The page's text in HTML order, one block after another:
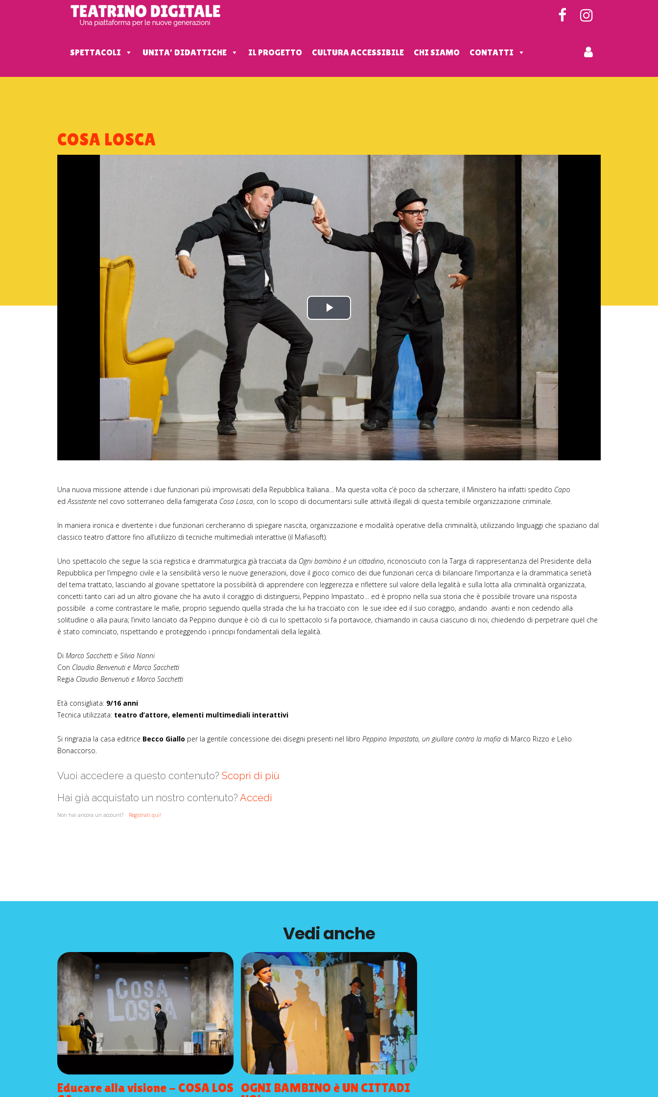
SPETTACOLI UNITA' DIDATTICHE IL PROGETTO CULTURA ACCESSIBILE CHI SIAMO CONTATTI
COSA LOSCA
Play
Una nuova missione attende i due funzionari più improvvisati della Repubblica Italiana… Ma questa volta c’è poco da scherzare, il Ministero ha infatti spedito Capo
edAssistente nel covo sotterraneo della famigerata Cosa Losca, con lo scopo di documentarsi sulle attività illegali di questa temibile organizzazione criminale.
In maniera ironica e divertente i due funzionari cercheranno di spiegare nascita, organizzazione e modalità operative della criminalità, utilizzando linguaggi che spaziano dal
classico teatro d’attore fino all’utilizzo di tecniche multimediali interattive (il Mafiasoft).
Uno spettacolo che segue la scia registica e drammaturgica già tracciata da Ogni bambino è un cittadino, riconosciuto con la Targa di rappresentanza del Presidente della
Repubblica per l’impegno civile e la sensibilità verso le nuove generazioni, dove il gioco comico dei due funzionari cerca di bilanciare l’importanza e la drammatica serietà
del tema trattato, lasciando al giovane spettatore la possibilità di apprendere con leggerezza e riflettere sul valore della legalità e sulla lotta alla criminalità organizzata,
concetti tanto cari ad un altro giovane che ha avuto il coraggio di distinguersi, Peppino Impastato… ed è proprio nella sua storia che è possibile trovare una risposta
possibile a come contrastare le mafie, proprio seguendo quella strada che lui ha tracciato con le sue idee ed il suo coraggio, andando avanti e non cedendo alla
solitudine o alla paura; l’invito lanciato da Peppino dunque è ciò di cui lo spettacolo si fa portavoce, chiamando in causa ciascuno di noi, chiedendo di perpetrare quel che
è stato cominciato, rispettando e proteggendo i principi fondamentali della legalità.
Di Marco Sacchetti e Silvia Nanni
Con Claudio Benvenuti e Marco Sacchetti
Regia Claudio Benvenuti e Marco Sacchetti
Età consigliata: 9/16 anni
Tecnica utilizzata: teatro d’attore, elementi multimediali interattivi
Si ringrazia la casa editrice Becco Giallo per la gentile concessione dei disegni presenti nel libro Peppino Impastato, un giullare contro la mafia di Marco Rizzo e Lelio
Bonaccorso.
Vuoi accedere a questo contenuto? Scopri di più
Hai già acquistato un nostro contenuto? Accedi
Non hai ancora un account? Registrati qui!
Vedi anche
Educare alla visione - COSA LOS OGNI BAMBINO è UN CITTADI